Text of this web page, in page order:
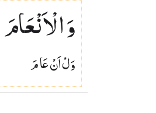
وَ الْاَنْعَامَ
وَلْ اَنْ عَا مَ